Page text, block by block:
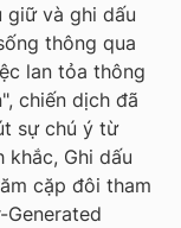
giữ và ghi dấu
thông qua
lan tỏa thông
chiến dịch đã
sự chú ý từ
khắc, Ghi dấu
cặp đôi tham
Generated